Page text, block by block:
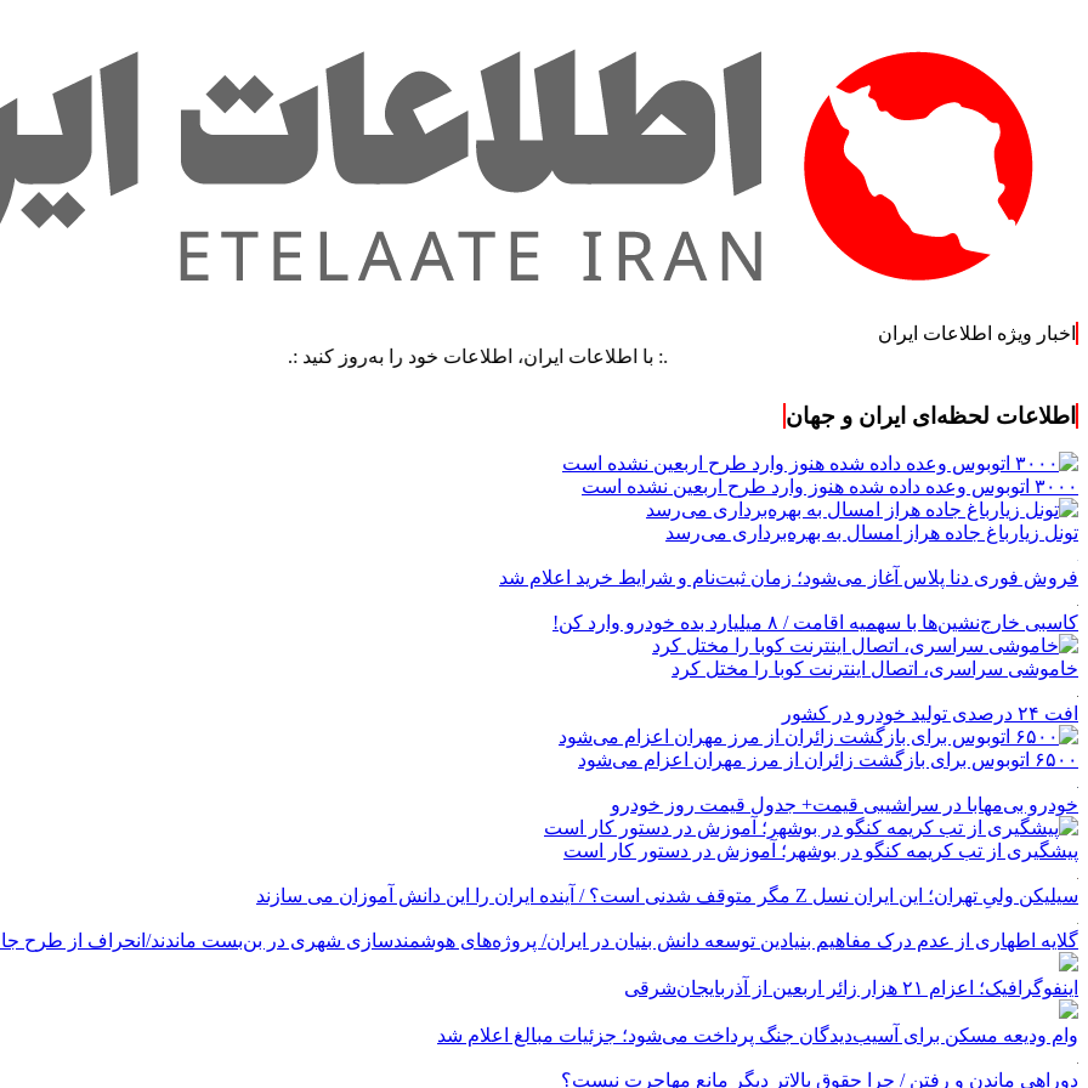
اخبار ویژه اطلاعات ایران
.: با اطلاعات ایران، اطلاعات خود را به‌روز کنید :.
اطلاعات لحظه‌ای ایران و جهان
۳۰۰۰ اتوبوس وعده داده شده هنوز وارد طرح اربعین نشده است
تونل زیارباغ جاده هراز امسال به بهره‌برداری می‌رسد
فروش فوری دنا پلاس آغاز می‌شود؛ زمان ثبت‌نام و شرایط خرید اعلام شد
کاسبی خارج‌نشین‌ها با سهمیه اقامت / ۸ میلیارد بده خودرو وارد کن!
خاموشی سراسری، اتصال اینترنت کوبا را مختل کرد
افت ۲۴ درصدی تولید خودرو در کشور
۶۵۰۰ اتوبوس برای بازگشت زائران از مرز مهران اعزام می‌شود
خودرو بی‌مهابا در سراشیبی قیمت+ جدول قیمت روز خودرو
پیشگیری از تب کریمه کنگو در بوشهر؛ آموزش در دستور کار است
سیلیکن ولیِ تهران؛ این ایران نسل Z مگر متوقف شدنی است؟ / آینده ایران را این دانش آموزان می سازند
گلایه اطهاری از عدم درک مفاهیم بنیادین توسعه دانش بنیان در ایران/ پروژه‌های هوشمندسازی شهری در بن‌بست ماندند/انحراف از طرح جامع ۱۳۸۶ به کشور
اینفوگرافیک؛ اعزام ۲۱ هزار زائر اربعین از آذربایجان‌شرقی
وام ودیعه مسکن برای آسیب‌دیدگان جنگ پرداخت می‌شود؛ جزئیات مبالغ اعلام شد
دوراهی ماندن و رفتن / چرا حقوق بالاتر دیگر مانع مهاجرت نیست؟